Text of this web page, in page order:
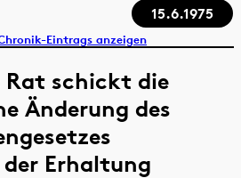
15.6.1975
Eintrags anzeigen
Rat schickt die
Änderung des
Erhaltung